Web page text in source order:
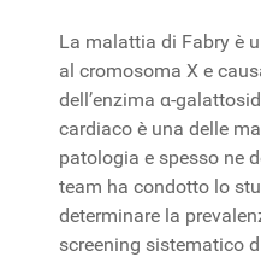
La malattia di Fabry è
al cromosoma X e
dell’enzima α-
cardiaco è una delle
patologia e spesso ne
team ha condotto lo
determinare la
screening sistematico